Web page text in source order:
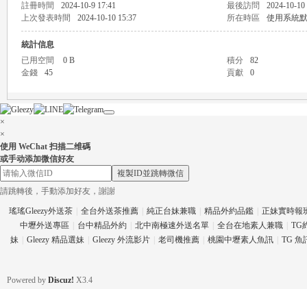
eez
註冊時間
2024-10-9 17:41 最後訪問
2024-10-10
上次發表時間
2024-10-10 15:37 所在時區 使用系統
統計信息
已用空間
0 B 積分
82
金錢
45 貢獻 0
×
×
使用 WeChat 扫描二维碼
或手动添加微信好友
複製ID並跳轉微信
請跳轉後，手動添加好友，謝謝
瑤瑤Gleezy外送茶 全台外送茶推薦 純正台妹兼職 精品外約品鑑
正妹實時報
中壢外送專區
台中精品外約 北中南極速外送名單 全台在地素人兼職
TG
妹
Gleezy 精品選妹 Gleezy 外流影片 老司機推薦 桃園中壢素人魚訊 TG 魚
Powered by Discuz! X3.4